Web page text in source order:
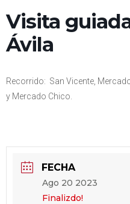
Visita
Ávila
Recorrido: San Vicente,
y Mercado Chico.
FECHA
Ago 20 2023
Finalizdo!